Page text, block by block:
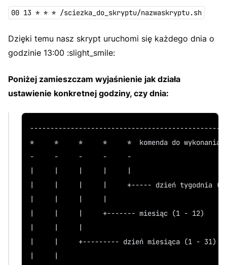
00 13 * * * /sciezka_do_skryptu/nazwaskryptu.sh
Dzięki temu nasz skrypt uruchomi się każdego dnia o
godzinie 13:00 :slight_smile:
Poniżej zamieszczam wyjaśnienie jak działa
ustawienie konkretnej godziny, czy dnia:
*     *     *     *     *  komenda do wykonania
-     -     -     -     -
|     |     |     |     |
|     |     |     |     +----- dzień tygodnia (0 - 7)
|     |     |     |
|     |     |     +------- miesiąc (1 - 12)
|     |     |
|     |     +--------- dzień miesiąca (1 - 31)
|     |